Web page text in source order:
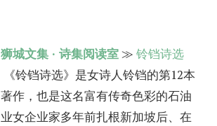
狮城文集 · 诗集阅读室≫ 铃铛诗选
《铃铛诗选》是女诗人铃铛的第12本
著作，也是这名富有传奇色彩的石油
业女企业家多年前扎根新加坡后、在